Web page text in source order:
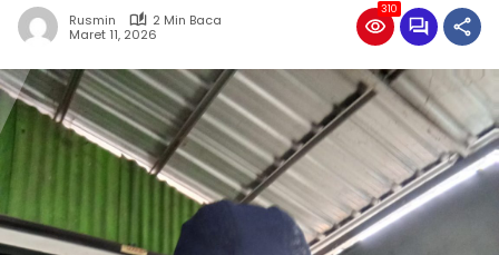
Rusmin
2 Min Baca
Maret 11, 2026
310